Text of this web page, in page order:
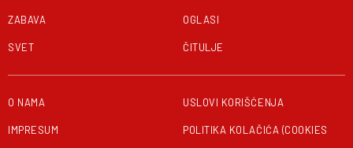
ZABAVA
SVET
OGLASI
ČITULJE
O NAMA
IMPRESUM
USLOVI KORIŠĆENJA
POLITIKA KOLAČIĆA (COOKIES